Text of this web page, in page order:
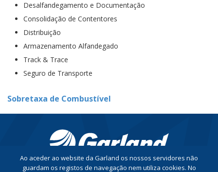
Desalfandegamento e Documentação
Consolidação de Contentores
Distribuição
Armazenamento Alfandegado
Track & Trace
Seguro de Transporte
Sobretaxa de Combustível
Ao aceder ao website da Garland os nossos servidores não
guardam os registos de navegação nem utiliza cookies. No